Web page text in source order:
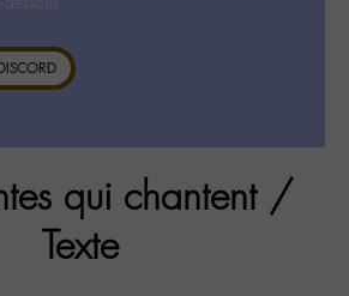
qui chantent /
Texte